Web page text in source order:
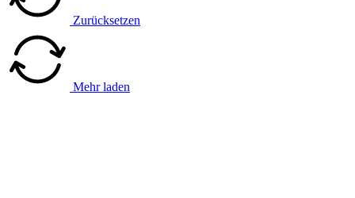
Zurücksetzen
Mehr laden